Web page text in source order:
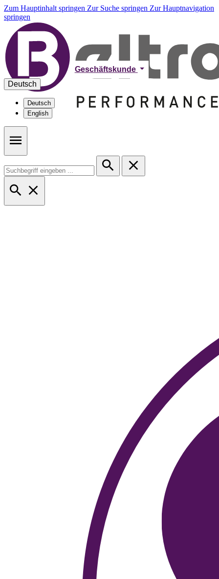
Zum Hauptinhalt springen Zur Suche springen Zur Hauptnavigation
springen
Geschäftskunde
Deutsch
Deutsch
English